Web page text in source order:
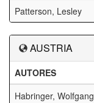
Patterson, Lesley
AUSTRIA
AUTORES
Habringer, Wolfgang